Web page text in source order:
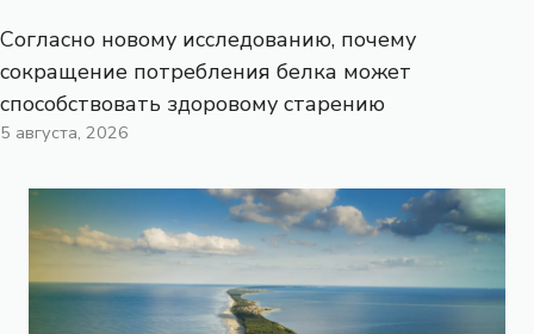
Согласно новому исследованию, почему
сокращение потребления белка может
способствовать здоровому старению
5 августа, 2026